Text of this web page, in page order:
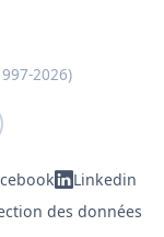
2026)
Linkedin
des données